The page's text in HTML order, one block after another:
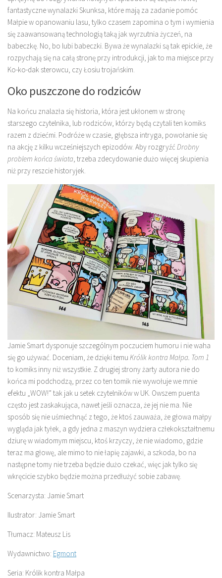
fantastyczne wynalazki Skunksa, które mają za zadanie pomóc
Małpie w opanowaniu lasu, tylko czasem zapomina o tym i wymienia
się zaawansowaną technologią taką jak wyrzutnia życzeń, na
babeczkę. No, bo lubi babeczki. Bywa że wynalazki są tak epickie, że
rozpychają się na całą stronę przy introdukcji, jak to ma miejsce przy
Ko-ko-dak sterowcu, czy Łosiu trojańskim.
Oko puszczone do rodziców
Na końcu znalazła się historia, która jest ukłonem w stronę
starszego czytelnika, lub rodziców, którzy będą czytali ten komiks
razem z dziećmi. Podróże w czasie, głębsza intryga, powołanie się
na akcję z kilku wcześniejszych epizodów. Aby rozgryźć Drobny
problem końca świata, trzeba zdecydowanie dużo więcej skupienia
niż przy reszcie historyjek.
Jamie Smart dysponuje szczególnym poczuciem humoru i nie waha
się go używać. Doceniam, że dzięki temu Królik kontra Małpa. Tom 1
to komiks inny niż wszystkie. Z drugiej strony żarty autora nie do
końca mi podchodzą, przez co ten tomik nie wywołuje we mnie
efektu „WOW!” tak jak u setek czytelników w UK. Owszem puenta
często jest zaskakująca, nawet jeśli oznacza, że jej nie ma. Nie
sposób się nie uśmiechnąć z tego, że ktoś zauważa, że głowa małpy
wygląda jak tyłek, a gdy jedna z maszyn wydziera człekokształtnemu
dziurę w wiadomym miejscu, ktoś krzyczy, że nie wiadomo, gdzie
teraz ma głowę, ale mimo to nie łapię zajawki, a szkoda, bo na
następne tomy nie trzeba będzie dużo czekać, więc jak tylko się
wkręcicie szybko będzie można przedłużyć sobie zabawę.
Scenarzysta: Jamie Smart
Ilustrator: Jamie Smart
Tłumacz: Mateusz Lis
Wydawnictwo: Egmont
Seria: Królik kontra Małpa